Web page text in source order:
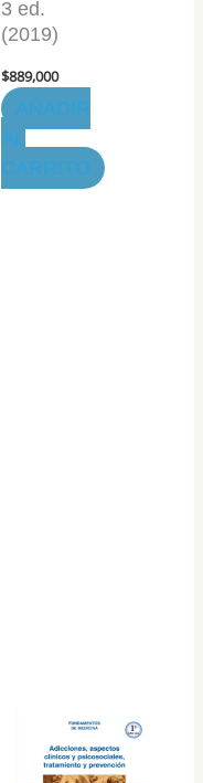
3 ed.
(2019)
$889,000
AÑADIR
AL
CARRITO